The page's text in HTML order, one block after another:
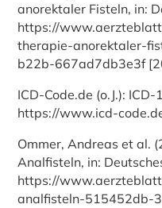
anorektaler Fisteln, in:
https://
therapie-anorektaler-
b22b-667ad7db3e3f
ICD-Code.de (o.J.):
https://www.icd-
Ommer, Andreas et al.
Analfisteln, in:
https://
analfisteln-515452db-